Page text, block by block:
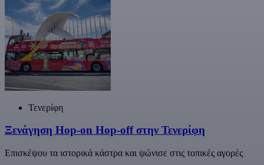
Τενερίφη
Ξενάγηση Hop-on Hop-off στην Τενερίφη
Επισκέψου τα ιστορικά κάστρα και ψώνισε στις τοπικές αγορές